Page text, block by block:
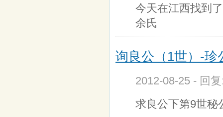
今天在江西找到
余氏
询良公（1世）-珍
2012-08-25 - 回
求良公下第9世秘